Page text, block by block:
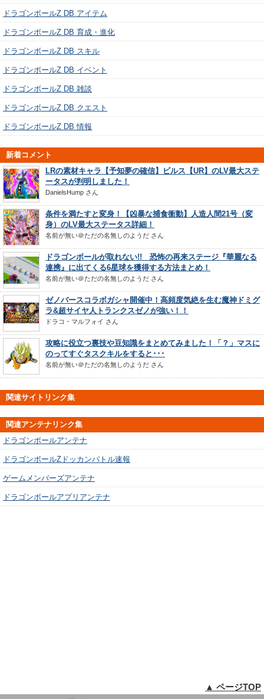
ドラゴンボールZ DB アイテム
ドラゴンボールZ DB 育成・進化
ドラゴンボールZ DB スキル
ドラゴンボールZ DB イベント
ドラゴンボールZ DB 雑談
ドラゴンボールZ DB クエスト
ドラゴンボールZ DB 情報
新着コメント
LRの素材キャラ【予知夢の確信】ビルス【UR】のLV最大ステ
ータスが判明しました！
DanielsHump さん
条件を満たすと変身！【凶暴な捕食衝動】人造人間21号（変
身）のLV最大ステータス詳細！
名前が無い＠ただの名無しのようだ さん
ドラゴンボールが取れない!! 恐怖の再来ステージ『華麗なる
連携』に出てくる6星球を獲得する方法まとめ！
名前が無い＠ただの名無しのようだ さん
ゼノバースコラボガシャ開催中！高頻度気絶を生む魔神ドミグ
ラ&超サイヤ人トランクスゼノが強い！！
ドラコ・マルフォイ さん
攻略に役立つ裏技や豆知識をまとめてみました！「？」マスに
のってすぐタスクキルをすると･･･
名前が無い＠ただの名無しのようだ さん
関連サイトリンク集
関連アンテナリンク集
ドラゴンボールアンテナ
ドラゴンボールZドッカンバトル速報
ゲームメンバーズアンテナ
ドラゴンボールアプリアンテナ
▲ ページTOP